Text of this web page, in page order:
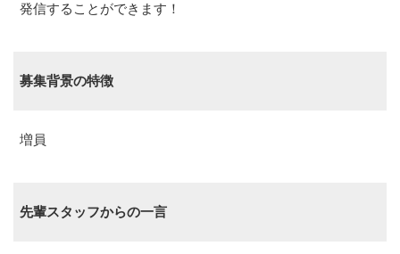
発信することができます！
募集背景の特徴
増員
先輩スタッフからの一言